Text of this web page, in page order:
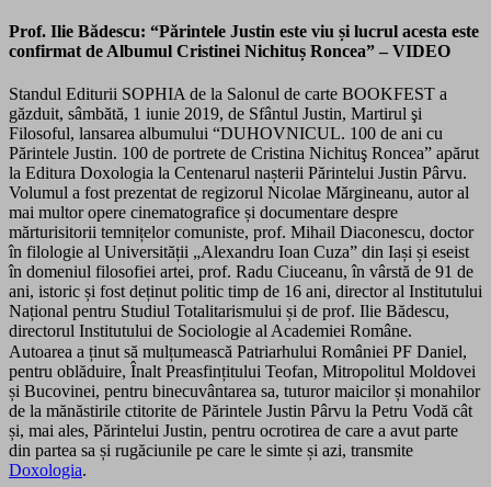
Prof. Ilie Bădescu: “Părintele Justin este viu și lucrul acesta este
confirmat de Albumul Cristinei Nichituș Roncea” – VIDEO
Standul Editurii SOPHIA de la Salonul de carte BOOKFEST a
găzduit, sâmbătă, 1 iunie 2019, de Sfântul Justin, Martirul şi
Filosoful, lansarea albumului “DUHOVNICUL. 100 de ani cu
Părintele Justin. 100 de portrete de Cristina Nichituş Roncea” apărut
la Editura Doxologia la Centenarul nașterii Părintelui Justin Pârvu.
Volumul a fost prezentat de regizorul Nicolae Mărgineanu, autor al
mai multor opere cinematografice și documentare despre
mărturisitorii temnițelor comuniste, prof. Mihail Diaconescu, doctor
în filologie al Universității „Alexandru Ioan Cuza” din Iași și eseist
în domeniul filosofiei artei, prof. Radu Ciuceanu, în vârstă de 91 de
ani, istoric și fost deținut politic timp de 16 ani, director al Institutului
Național pentru Studiul Totalitarismului și de prof. Ilie Bădescu,
directorul Institutului de Sociologie al Academiei Române.
Autoarea a ținut să mulțumească Patriarhului României PF Daniel,
pentru oblăduire, Înalt Preasfințitului Teofan, Mitropolitul Moldovei
și Bucovinei, pentru binecuvântarea sa, tuturor maicilor și monahilor
de la mănăstirile ctitorite de Părintele Justin Pârvu la Petru Vodă cât
și, mai ales, Părintelui Justin, pentru ocrotirea de care a avut parte
din partea sa și rugăciunile pe care le simte și azi, transmite
Doxologia.